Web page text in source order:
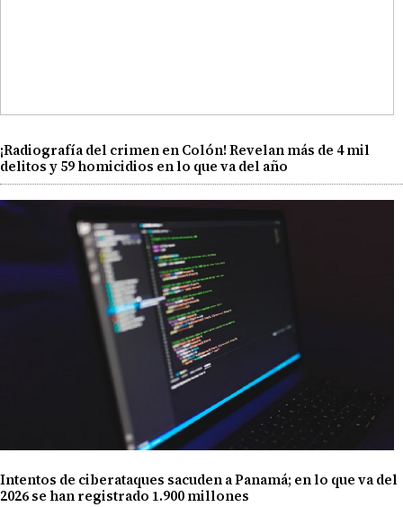
¡Radiografía del crimen en Colón! Revelan más de 4 mil
delitos y 59 homicidios en lo que va del año
Intentos de ciberataques sacuden a Panamá; en lo que va del
2026 se han registrado 1.900 millones